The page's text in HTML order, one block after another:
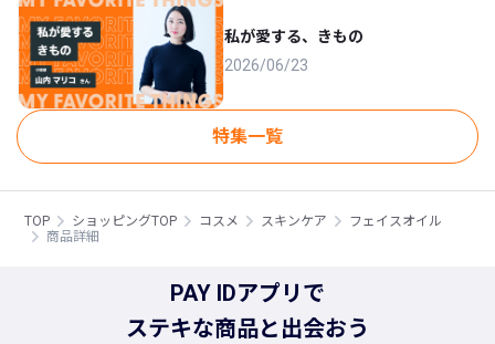
私が愛する、きもの
2026/06/23
特集一覧
TOP ショッピングTOP コスメ スキンケア
フェイスオイル
商品詳細
PAY IDアプリで
ステキな商品と出会おう